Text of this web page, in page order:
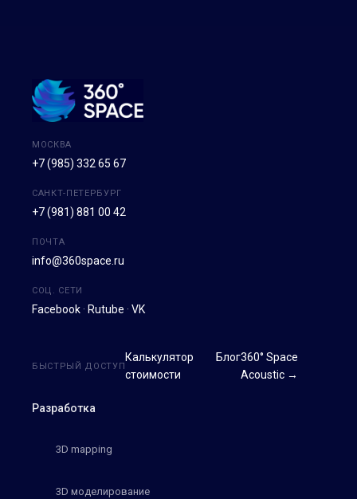
МОСКВА
+7 (985) 332 65 67
САНКТ-ПЕТЕРБУРГ
+7 (981) 881 00 42
ПОЧТА
info@360space.ru
СОЦ. СЕТИ
Facebook · Rutube · VK
Разработка
3D mapping
3D моделирование
БЫСТРЫЙ ДОСТУП
Калькулятор
стоимости
Блог360° Space
Acoustic →